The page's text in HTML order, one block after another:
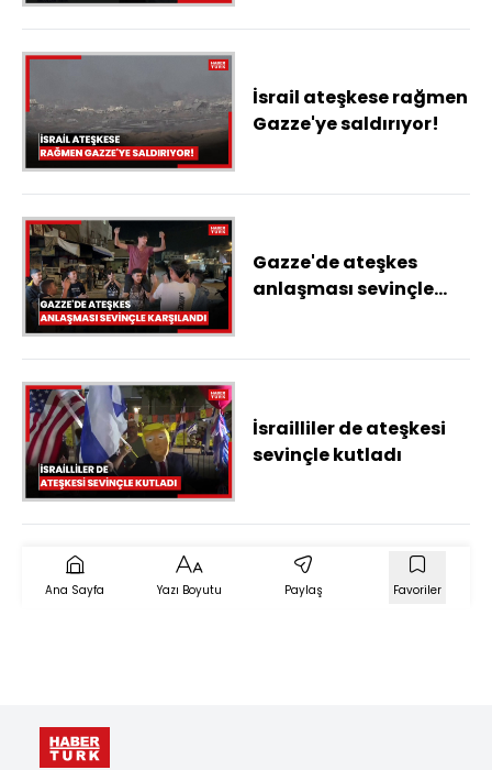
İsrail ateşkese rağmen
Gazze'ye saldırıyor!
Gazze'de ateşkes
anlaşması sevinçle
İsrailliler de ateşkesi
sevinçle kutladı
Ana Sayfa Yazı Boyutu Paylaş Favoriler